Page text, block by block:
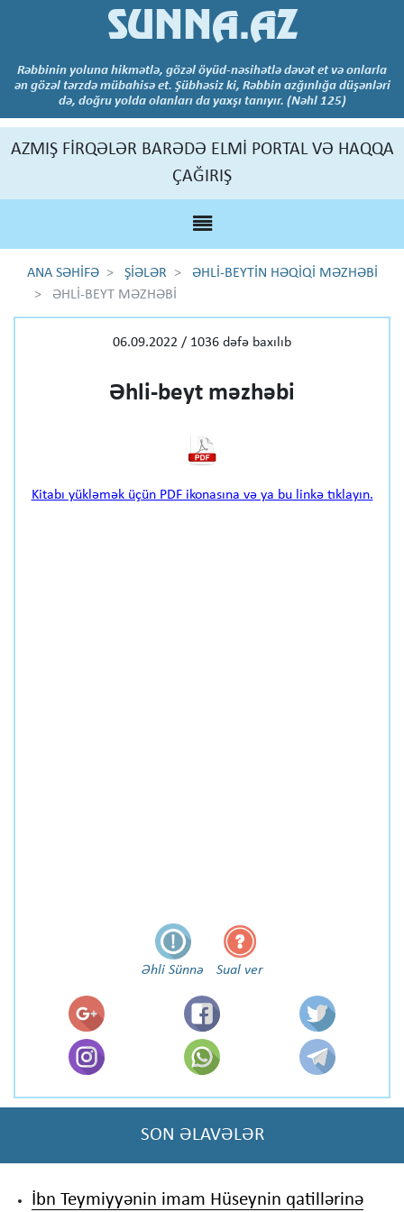
SUNNA.AZ
Rəbbinin yoluna hikmətlə, gözəl öyüd-nəsihətlə dəvət et və onlarla
ən gözəl tərzdə mübahisə et. Şübhəsiz ki, Rəbbin azğınlığa düşənləri
də, doğru yolda olanları da yaxşı tanıyır. (Nəhl 125)
AZMIŞ FİRQƏLƏR BARƏDƏ ELMİ PORTAL VƏ HAQQA
ÇAĞIRIŞ
ANA SƏHİFƏ ŞİƏLƏR
ƏHLİ-BEYTİN HƏQİQİ MƏZHƏBİ
ƏHLİ-BEYT MƏZHƏBİ
Əhli-beyt məzhəbi
06.09.2022 / 1036 dəfə baxılıb
Kitabı yükləmək üçün PDF ikonasına və ya bu linkə tıklayın.
Əhli Sünnə Sual ver
SON ƏLAVƏLƏR
İbn Teymiyyənin imam Hüseynin qatillərinə